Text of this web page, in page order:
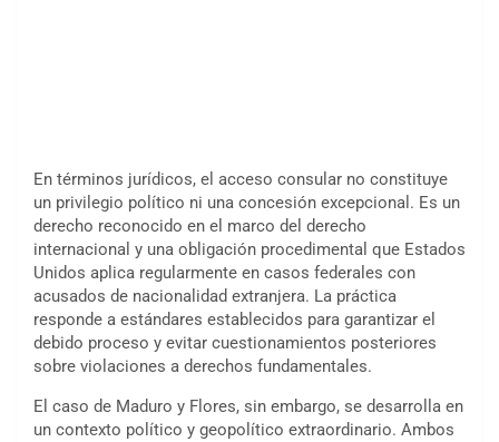
En términos jurídicos, el acceso consular no constituye
un privilegio político ni una concesión excepcional. Es un
derecho reconocido en el marco del derecho
internacional y una obligación procedimental que Estados
Unidos aplica regularmente en casos federales con
acusados de nacionalidad extranjera. La práctica
responde a estándares establecidos para garantizar el
debido proceso y evitar cuestionamientos posteriores
sobre violaciones a derechos fundamentales.
El caso de Maduro y Flores, sin embargo, se desarrolla en
un contexto político y geopolítico extraordinario. Ambos